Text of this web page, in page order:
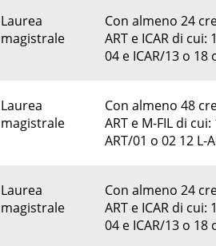
Laurea
magistrale
Con almeno 24
ART e ICAR di cui:
04 e ICAR/13 o 18
Laurea
magistrale
Con almeno 48
ART e M-FIL di
ART/01 o 02 12 L-
Laurea
magistrale
Con almeno 24
ART e ICAR di cui:
04 e ICAR/13 o 18